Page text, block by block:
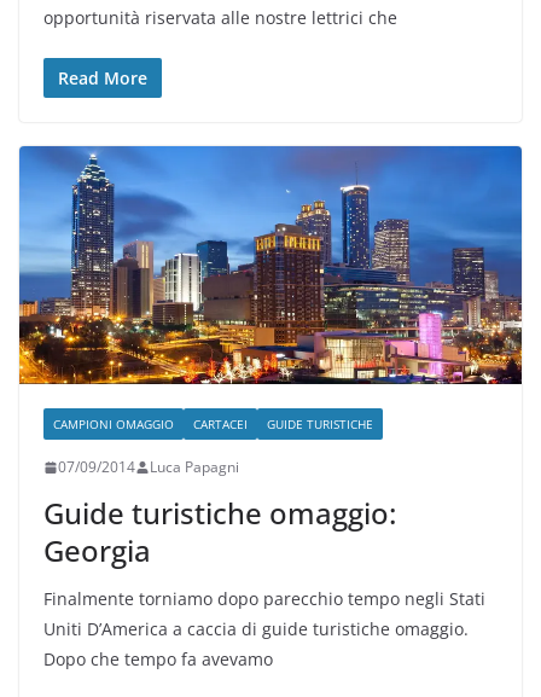
opportunità riservata alle nostre lettrici che
Read More
CAMPIONI OMAGGIO CARTACEI GUIDE TURISTICHE
07/09/2014 Luca Papagni
Guide turistiche omaggio:
Georgia
Finalmente torniamo dopo parecchio tempo negli Stati
Uniti D’America a caccia di guide turistiche omaggio.
Dopo che tempo fa avevamo